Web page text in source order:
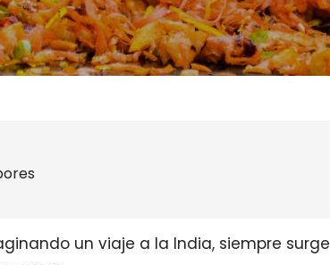
un viaje a la India, siempre surge